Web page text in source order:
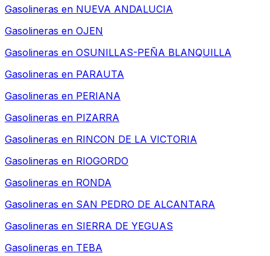
Gasolineras en NUEVA ANDALUCIA
Gasolineras en OJEN
Gasolineras en OSUNILLAS-PEÑA BLANQUILLA
Gasolineras en PARAUTA
Gasolineras en PERIANA
Gasolineras en PIZARRA
Gasolineras en RINCON DE LA VICTORIA
Gasolineras en RIOGORDO
Gasolineras en RONDA
Gasolineras en SAN PEDRO DE ALCANTARA
Gasolineras en SIERRA DE YEGUAS
Gasolineras en TEBA